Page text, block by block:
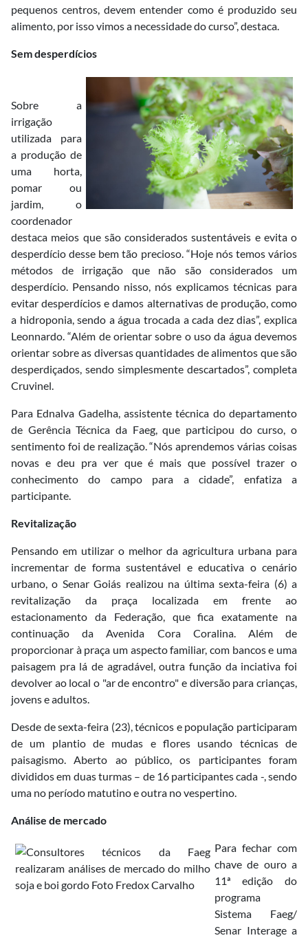
pequenos centros, devem entender como é produzido seu
alimento, por isso vimos a necessidade do curso”, destaca.
Sem desperdícios
Sobre a
irrigação
utilizada para
a produção de
uma horta,
pomar ou
jardim, o
coordenador
destaca meios que são considerados sustentáveis e evita o
desperdício desse bem tão precioso. “Hoje nós temos vários
métodos de irrigação que não são considerados um
desperdício. Pensando nisso, nós explicamos técnicas para
evitar desperdícios e damos alternativas de produção, como
a hidroponia, sendo a água trocada a cada dez dias”, explica
Leonnardo. “Além de orientar sobre o uso da água devemos
orientar sobre as diversas quantidades de alimentos que são
desperdiçados, sendo simplesmente descartados”, completa
Cruvinel.
Para Ednalva Gadelha, assistente técnica do departamento
de Gerência Técnica da Faeg, que participou do curso, o
sentimento foi de realização. “Nós aprendemos várias coisas
novas e deu pra ver que é mais que possível trazer o
conhecimento do campo para a cidade”, enfatiza a
participante.
Revitalização
Pensando em utilizar o melhor da agricultura urbana para
incrementar de forma sustentável e educativa o cenário
urbano, o Senar Goiás realizou na última sexta-feira (6) a
revitalização da praça localizada em frente ao
estacionamento da Federação, que fica exatamente na
continuação da Avenida Cora Coralina. Além de
proporcionar à praça um aspecto familiar, com bancos e uma
paisagem pra lá de agradável, outra função da inciativa foi
devolver ao local o "ar de encontro" e diversão para crianças,
jovens e adultos.
Desde de sexta-feira (23), técnicos e população participaram
de um plantio de mudas e flores usando técnicas de
paisagismo. Aberto ao público, os participantes foram
divididos em duas turmas – de 16 participantes cada -, sendo
uma no período matutino e outra no vespertino.
Análise de mercado
Para fechar com
chave de ouro a
11ª edição do
programa
Sistema Faeg/
Senar Interage a